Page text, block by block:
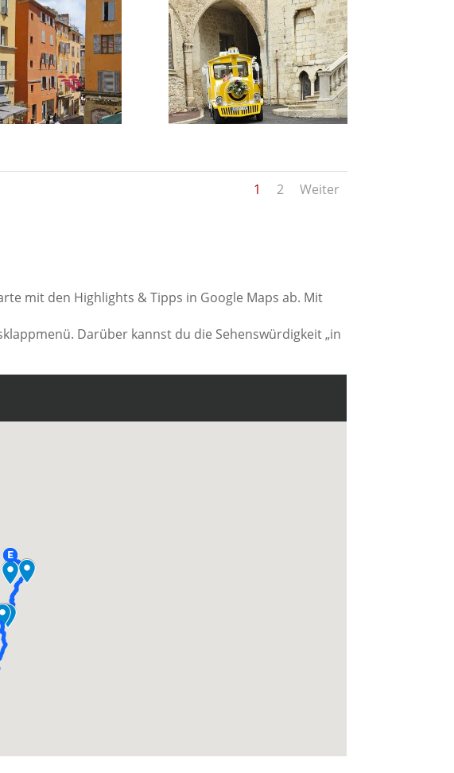
1 2 Weiter
mit den Highlights & Tipps in Google Maps ab. Mit
Darüber kannst du die Sehenswürdigkeit „in